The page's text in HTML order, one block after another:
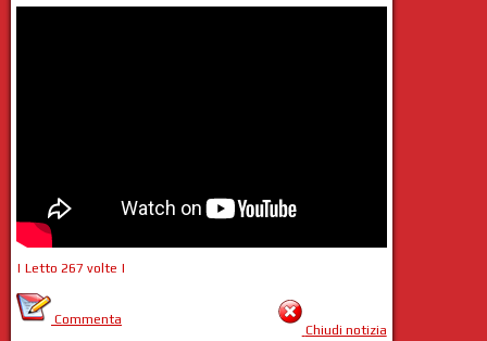
| Letto 267 volte |
Chiudi notizia
Commenta